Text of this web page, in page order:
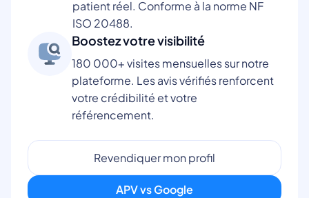
patient réel. Conforme à la norme NF
ISO 20488.
Boostez votre visibilité
180 000+ visites mensuelles sur notre
plateforme. Les avis vérifiés renforcent
votre crédibilité et votre
référencement.
Revendiquer mon profil
APV vs Google